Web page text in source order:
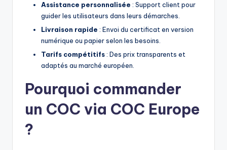
Assistance personnalisée : Support client pour
guider les utilisateurs dans leurs démarches.
Livraison rapide : Envoi du certificat en version
numérique ou papier selon les besoins.
Tarifs compétitifs : Des prix transparents et
adaptés au marché européen.
Pourquoi commander
un COC via COC Europe
?